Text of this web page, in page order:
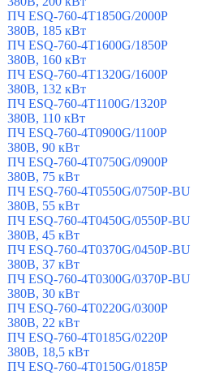
ПЧ ESQ-760-4T1850G/2000P
380В, 185 кВт
ПЧ ESQ-760-4T1600G/1850P
380В, 160 кВт
ПЧ ESQ-760-4T1320G/1600P
380В, 132 кВт
ПЧ ESQ-760-4T1100G/1320P
380В, 110 кВт
ПЧ ESQ-760-4T0900G/1100P
380В, 90 кВт
ПЧ ESQ-760-4T0750G/0900P
380В, 75 кВт
ПЧ ESQ-760-4T0550G/0750P-BU
380В, 55 кВт
ПЧ ESQ-760-4T0450G/0550P-BU
380В, 45 кВт
ПЧ ESQ-760-4T0370G/0450P-BU
380В, 37 кВт
ПЧ ESQ-760-4T0300G/0370P-BU
380В, 30 кВт
ПЧ ESQ-760-4T0220G/0300P
380В, 22 кВт
ПЧ ESQ-760-4T0185G/0220P
380В, 18,5 кВт
ПЧ ESQ-760-4T0150G/0185P